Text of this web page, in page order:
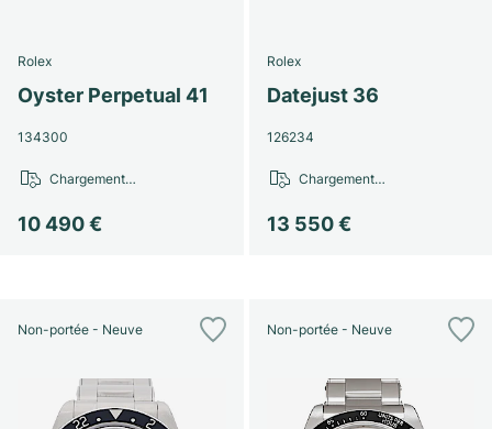
Rolex
Oyster Perpetual 41
134300
10 490 €
Chargement…
Rolex
Datejust 36
126234
13 550 €
Chargement…
Non-portée - Neuve Non-portée - Neuve